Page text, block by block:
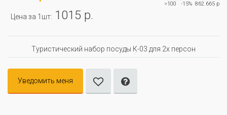
Цена за 1шт: 1015 р.
>100
-15% 862.665 р
Туристический набор посуды К-03 для 2х персон
Уведомить меня